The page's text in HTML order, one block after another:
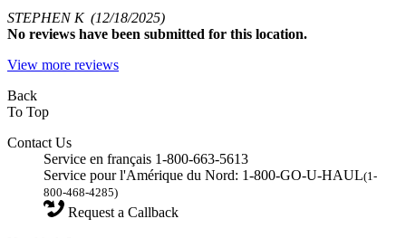
STEPHEN K (12/18/2025)
No reviews have been submitted for this location.
View more reviews
Back
To Top
Contact Us
Service en français 1-800-663-5613
Service pour l'Amérique du Nord: 1-800-GO-U-HAUL(1-
800-468-4285)
Request a Callback